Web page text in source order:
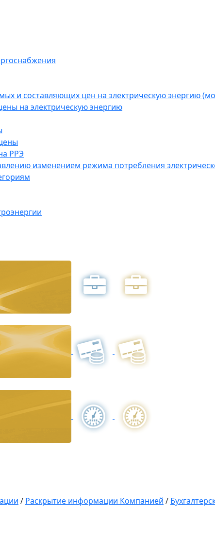
и составляющих цен на электрическую энергию
на электрическую энергию
РРЭ
изменением режима потребления
/ Раскрытие информации Компанией /